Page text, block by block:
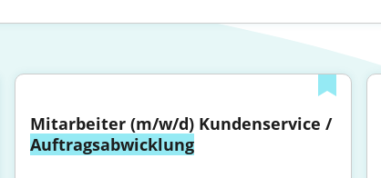
Mitarbeiter (m/w/d) Kundenservice /
Auftragsabwicklung